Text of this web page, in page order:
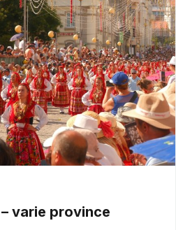
varie province